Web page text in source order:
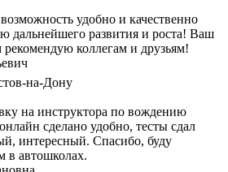
удобно и качественно
дальнейшего развития и роста! Ваш
рекомендую коллегам и друзьям!
на-Дону
на инструктора по вождению
сделано удобно, тесты сдал
интересный. Спасибо, буду
в автошколах.